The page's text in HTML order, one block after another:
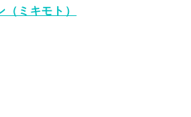
ミキモト）